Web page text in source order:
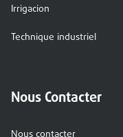
Irrigacion
Technique industriel
Nous Contacter